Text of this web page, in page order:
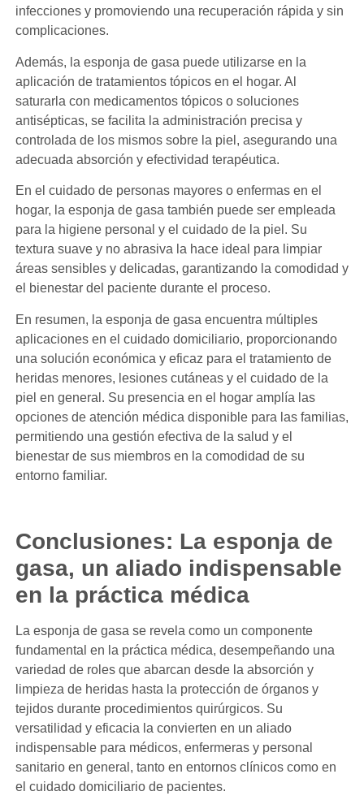
infecciones y promoviendo una recuperación rápida y sin
complicaciones.
Además, la esponja de gasa puede utilizarse en la
aplicación de tratamientos tópicos en el hogar. Al
saturarla con medicamentos tópicos o soluciones
antisépticas, se facilita la administración precisa y
controlada de los mismos sobre la piel, asegurando una
adecuada absorción y efectividad terapéutica.
En el cuidado de personas mayores o enfermas en el
hogar, la esponja de gasa también puede ser empleada
para la higiene personal y el cuidado de la piel. Su
textura suave y no abrasiva la hace ideal para limpiar
áreas sensibles y delicadas, garantizando la comodidad y
el bienestar del paciente durante el proceso.
En resumen, la esponja de gasa encuentra múltiples
aplicaciones en el cuidado domiciliario, proporcionando
una solución económica y eficaz para el tratamiento de
heridas menores, lesiones cutáneas y el cuidado de la
piel en general. Su presencia en el hogar amplía las
opciones de atención médica disponible para las familias,
permitiendo una gestión efectiva de la salud y el
bienestar de sus miembros en la comodidad de su
entorno familiar.
Conclusiones: La esponja de
gasa, un aliado indispensable
en la práctica médica
La esponja de gasa se revela como un componente
fundamental en la práctica médica, desempeñando una
variedad de roles que abarcan desde la absorción y
limpieza de heridas hasta la protección de órganos y
tejidos durante procedimientos quirúrgicos. Su
versatilidad y eficacia la convierten en un aliado
indispensable para médicos, enfermeras y personal
sanitario en general, tanto en entornos clínicos como en
el cuidado domiciliario de pacientes.